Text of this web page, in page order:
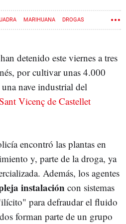
MARIHUANA DROGAS
detenido este viernes a tres
por cultivar unas 4.000
nave industrial del
Vicenç de Castellet
encontró las plantas en
y, parte de la droga, ya
Además, los agentes
instalación con sistemas
para defraudar el fluido
forman parte de un grupo